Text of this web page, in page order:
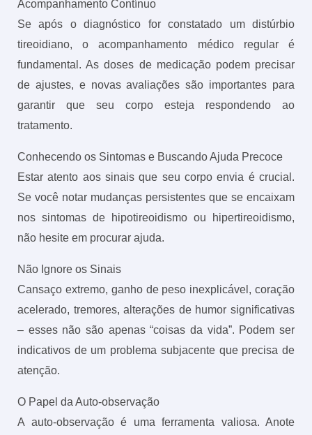
Acompanhamento Contínuo
Se após o diagnóstico for constatado um distúrbio
tireoidiano, o acompanhamento médico regular é
fundamental. As doses de medicação podem precisar
de ajustes, e novas avaliações são importantes para
garantir que seu corpo esteja respondendo ao
tratamento.
Conhecendo os Sintomas e Buscando Ajuda Precoce
Estar atento aos sinais que seu corpo envia é crucial.
Se você notar mudanças persistentes que se encaixam
nos sintomas de hipotireoidismo ou hipertireoidismo,
não hesite em procurar ajuda.
Não Ignore os Sinais
Cansaço extremo, ganho de peso inexplicável, coração
acelerado, tremores, alterações de humor significativas
– esses não são apenas “coisas da vida”. Podem ser
indicativos de um problema subjacente que precisa de
atenção.
O Papel da Auto-observação
A auto-observação é uma ferramenta valiosa. Anote